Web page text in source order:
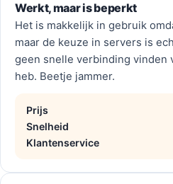
Werkt, maar is beperkt
Het is makkelijk in gebruik
maar de keuze in servers is
geen snelle verbinding vinden
heb. Beetje jammer.
Prijs
Snelheid
Klantenservice